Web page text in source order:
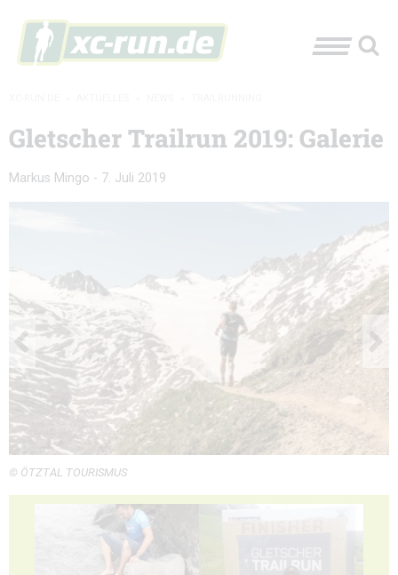
Gletscher Trailrun 2019: Galerie
Markus Mingo - 7. Juli 2019
© ÖTZTAL TOURISMUS